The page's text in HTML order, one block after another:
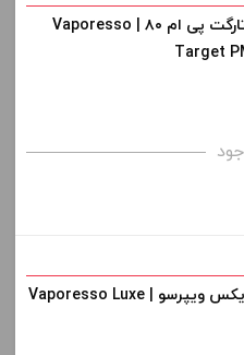
قیمت ، گزینه های محصول را
سبد خرید
پادماد ویپرسو تارگت پی ام ۸۰ | Vaporesso
Target
پاد ماد لوکس ایکس ویپرسو | Vaporesso Luxe